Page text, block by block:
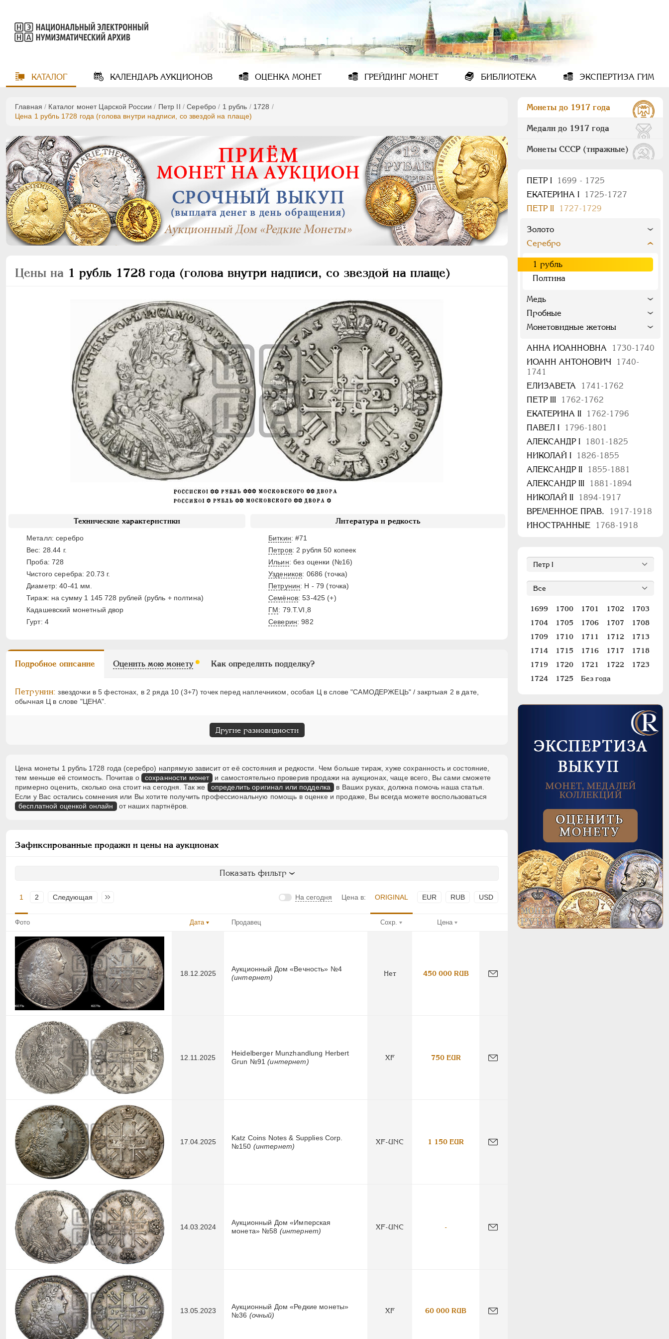
КАТАЛОГ КАЛЕНДАРЬАУКЦИОНОВ ОЦЕНКА МОНЕТ ГРЕЙДИНГМОНЕТ БИБЛИОТЕКА ЭКСПЕРТИЗА ГИМ
Главная / Каталог монет Царской России / Петр II /Серебро / 1 рубль / 1728 /
Цена 1 рубль 1728 года (голова внутри надписи, со звездой на плаще)
Цены на 1 рубль 1728 года (голова внутри надписи, со звездой на плаще)
Технические характеристики
Металл: серебро
Вес: 28.44 г.
Проба: 728
Чистого серебра: 20.73 г.
Диаметр: 40-41 мм.
Тираж: на сумму 1 145 728 рублей (рубль + полтина)
Кадашевский монетный двор
Гурт: 4
Литература и редкость
Биткин: #71
Петров: 2 рубля 50 копеек
Ильин: без оценки (№16)
Уздеников: 0686 (точка)
Петрунин: H - 79 (точка)
Семёнов: 53-425 (+)
ГМ: 79.T.VI,8
Северин: 982
Подробное описание Оценить мою монету Как определить подделку?
Петрунин: звездочки в 5 фестонах, в 2 ряда 10 (3+7) точек перед наплечником, особая Ц в слове "САМОДЕРЖЕЦЬ" / закртыая 2 в дате,
обычная Ц в слове "ЦЕНА".
Другие разновидности
Цена монеты 1 рубль 1728 года (серебро) напрямую зависит от её состояния и редкости. Чем больше тираж, хуже сохранность и состояние,
тем меньше её стоимость. Почитав о
сохранности монет
и самостоятельно проверив продажи на аукционах, чаще всего, Вы сами сможете
примерно оценить, сколько она стоит на сегодня. Так же
определить оригинал или подделка
в Ваших руках, должна помочь наша статья.
Если у Вас остались сомнения или Вы хотите получить профессиональную помощь в оценке и продаже, Вы всегда можете воспользоваться
бесплатной оценкой онлайн от наших партнёров.
Зафиксированные продажи и цены на аукционах
Показать фильтр
1 2 Следующая Последняя На сегодня Цена в: ORIGINAL EUR RUB USD
Фото Дата Продавец Сохр. Цена
18.12.2025
Аукционный Дом «Вечность» №4
(интернет)
Нет 450 000 RUB
12.11.2025
Heidelberger Munzhandlung Herbert
Grun №91(интернет)
XF 750 EUR
17.04.2025
Katz Coins Notes & Supplies Corp.
№150 (интернет)
XF-UNC 1 150 EUR
14.03.2024
Аукционный Дом «Имперская
монета» №58 (интернет)
XF-UNC -
13.05.2023
Аукционный Дом «Редкие монеты»
№36 (очный)
XF 60 000 RUB
Монеты до 1917 года
Медали до 1917 года
Монеты СССР (тиражные)
ПEТР I
1699 - 1725
ЕКАТЕРИНА I
1725-1727
ПЕТР II
1727-1729
Золото
Серебро
1 рубль
Полтина
Медь
Пробные
Монетовидные жетоны
АННА ИОАННОВНА
1730-1740
ИОАНН АНТОНОВИЧ
1740-
1741
ЕЛИЗАВЕТА
1741-1762
ПЕТР III
1762-1762
ЕКАТЕРИНА II
1762-1796
ПАВЕЛ I
1796-1801
АЛЕКСАНДР I
1801-1825
НИКОЛАЙ I
1826-1855
АЛЕКСАНДР II
1855-1881
АЛЕКСАНДР III
1881-1894
НИКОЛАЙ II
1894-1917
ВРЕМЕННОЕ ПРАВ.
1917-1918
ИНОСТРАННЫЕ
1768-1918
1699 1700 1701 1702
1703
1704
1705 1706 1707
1708
1709
1710 1711 1712
1713
1714
1715 1716 1717
1718
1719
1720 1721 1722
1723
1724
1725 Без года